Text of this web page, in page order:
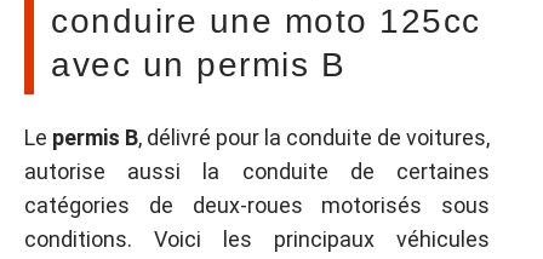
conduire une moto 125cc
avec un permis B
Le permis B, délivré pour la conduite de voitures,
autorise aussi la conduite de certaines
catégories de deux-roues motorisés sous
conditions. Voici les principaux véhicules